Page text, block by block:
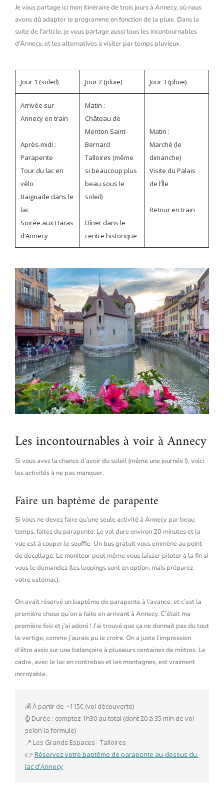
Je vous partage ici mon itinéraire de trois jours à Annecy, où nous
avons dû adapter le programme en fonction de la pluie. Dans la
suite de l’article, je vous partage aussi tous les incontournables
d’Annecy, et les alternatives à visiter par temps pluvieux.
Jour 1 (soleil) Jour 2 (pluie) Jour 3 (pluie)
Arrivée sur
Annecy en train
Après-midi :
Parapente
Tour du lac en
vélo
Baignade dans le
lac
Soirée aux Haras
d’Annecy
Matin :
Château de
Menton Saint-
Bernard
Talloires (même
si beaucoup plus
beau sous le
soleil)
Dîner dans le
centre historique
Matin :
Marché (le
dimanche)
Visite du Palais
de l’Île
Retour en train
Les incontournables à voir à Annecy
Si vous avez la chance d’avoir du soleil (même une journée !), voici
les activités à ne pas manquer.
Faire un baptême de parapente
Si vous ne devez faire qu’une seule activité à Annecy par beau
temps, faites du parapente. Le vol dure environ 20 minutes et la
vue est à couper le souffle. Un bus gratuit vous emmène au point
de décollage. Le moniteur peut même vous laisser piloter à la fin si
vous le demandez (les loopings sont en option, mais préparez
votre estomac).
On avait réservé un baptême de parapente à l’avance, et c’est la
première chose qu’on a faite en arrivant à Annecy. C’était ma
première fois et j’ai adoré ! J’ai trouvé que ça ne donnait pas du tout
le vertige, comme j’aurais pu le croire. On a juste l’impression
d’être assis sur une balançoire à plusieurs centaines de mètres. Le
cadre, avec le lac en contrebas et les montagnes, est vraiment
incroyable.
💰 À partir de ~115€ (vol découverte)
⌚️ Durée : comptez 1h30 au total (dont 20 à 35 min de vol
selon la formule)
📍 Les Grands Espaces - Talloires
👉 Réservez votre baptême de parapente au-dessus du
lac d'Annecy